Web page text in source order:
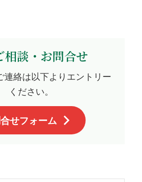
相談・お問合せ
連絡は以下よりエントリー
ください。
せフォーム